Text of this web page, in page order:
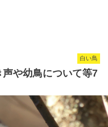
白い鳥
声や幼鳥について等7